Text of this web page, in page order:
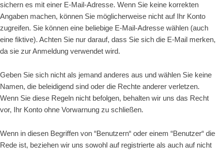
sichern es mit einer E-Mail-Adresse. Wenn Sie keine korrekten
Angaben machen, können Sie möglicherweise nicht auf Ihr Konto
zugreifen. Sie können eine beliebige E-Mail-Adresse wählen (auch
eine fiktive). Achten Sie nur darauf, dass Sie sich die E-Mail merken,
da sie zur Anmeldung verwendet wird.
Geben Sie sich nicht als jemand anderes aus und wählen Sie keine
Namen, die beleidigend sind oder die Rechte anderer verletzen.
Wenn Sie diese Regeln nicht befolgen, behalten wir uns das Recht
vor, Ihr Konto ohne Vorwarnung zu schließen.
Wenn in diesen Begriffen von “Benutzern“ oder einem “Benutzer“ die
Rede ist, beziehen wir uns sowohl auf registrierte als auch auf nicht